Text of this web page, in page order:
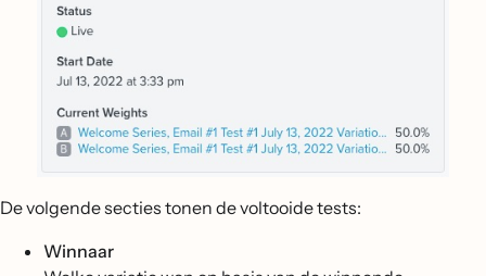
De volgende secties tonen de voltooide tests:
Winnaar